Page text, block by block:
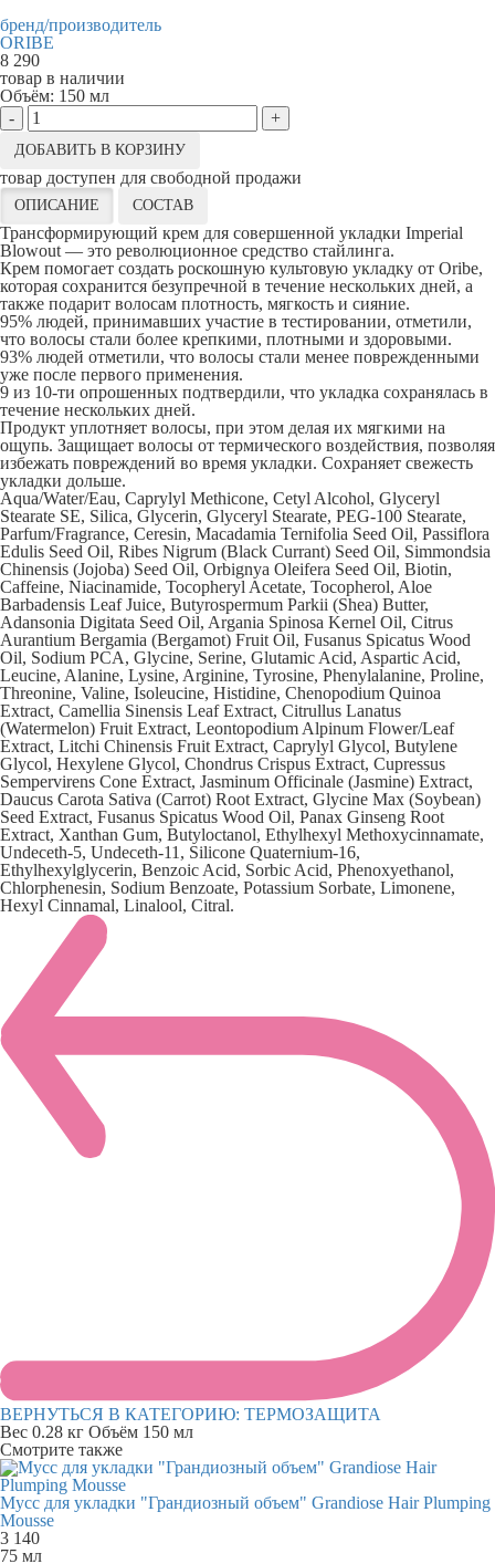
бренд/производитель
ORIBE
8 290
товар в наличии
Объём: 150 мл
-
+
ДОБАВИТЬ В КОРЗИНУ
товар доступен для свободной продажи
ОПИСАНИЕ СОСТАВ
Трансформирующий крем для совершенной укладки Imperial
Blowout — это революционное средство стайлинга.
Крем помогает создать роскошную культовую укладку от Oribe,
которая сохранится безупречной в течение нескольких дней, а
также подарит волосам плотность, мягкость и сияние.
95% людей, принимавших участие в тестировании, отметили,
что волосы стали более крепкими, плотными и здоровыми.
93% людей отметили, что волосы стали менее поврежденными
уже после первого применения.
9 из 10-ти опрошенных подтвердили, что укладка сохранялась в
течение нескольких дней.
Продукт уплотняет волосы, при этом делая их мягкими на
ощупь. Защищает волосы от термического воздействия, позволяя
избежать повреждений во время укладки. Сохраняет свежесть
укладки дольше.
Aqua/Water/Eau, Caprylyl Methicone, Cetyl Alcohol, Glyceryl
Stearate SE, Silica, Glycerin, Glyceryl Stearate, PEG-100 Stearate,
Parfum/Fragrance, Ceresin, Macadamia Ternifolia Seed Oil, Passiflora
Edulis Seed Oil, Ribes Nigrum (Black Currant) Seed Oil, Simmondsia
Chinensis (Jojoba) Seed Oil, Orbignya Oleifera Seed Oil, Biotin,
Caffeine, Niacinamide, Tocopheryl Acetate, Tocopherol, Aloe
Barbadensis Leaf Juice, Butyrospermum Parkii (Shea) Butter,
Adansonia Digitata Seed Oil, Argania Spinosa Kernel Oil, Citrus
Aurantium Bergamia (Bergamot) Fruit Oil, Fusanus Spicatus Wood
Oil, Sodium PCA, Glycine, Serine, Glutamic Acid, Aspartic Acid,
Leucine, Alanine, Lysine, Arginine, Tyrosine, Phenylalanine, Proline,
Threonine, Valine, Isoleucine, Histidine, Chenopodium Quinoa
Extract, Camellia Sinensis Leaf Extract, Citrullus Lanatus
(Watermelon) Fruit Extract, Leontopodium Alpinum Flower/Leaf
Extract, Litchi Chinensis Fruit Extract, Caprylyl Glycol, Butylene
Glycol, Hexylene Glycol, Chondrus Crispus Extract, Cupressus
Sempervirens Cone Extract, Jasminum Officinale (Jasmine) Extract,
Daucus Carota Sativa (Carrot) Root Extract, Glycine Max (Soybean)
Seed Extract, Fusanus Spicatus Wood Oil, Panax Ginseng Root
Extract, Xanthan Gum, Butyloctanol, Ethylhexyl Methoxycinnamate,
Undeceth-5, Undeceth-11, Silicone Quaternium-16,
Ethylhexylglycerin, Benzoic Acid, Sorbic Acid, Phenoxyethanol,
Chlorphenesin, Sodium Benzoate, Potassium Sorbate, Limonene,
Hexyl Cinnamal, Linalool, Citral.
ВЕРНУТЬСЯ В КАТЕГОРИЮ: ТЕРМОЗАЩИТА
Вес 0.28 кг Объём 150 мл
Смотрите также
Мусс для укладки "Грандиозный объем" Grandiose Hair Plumping
Mousse
3 140
75 мл